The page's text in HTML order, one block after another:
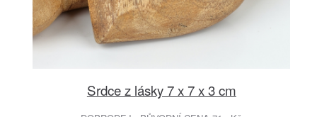
Srdce z lásky 7 x 7 x 3 cm